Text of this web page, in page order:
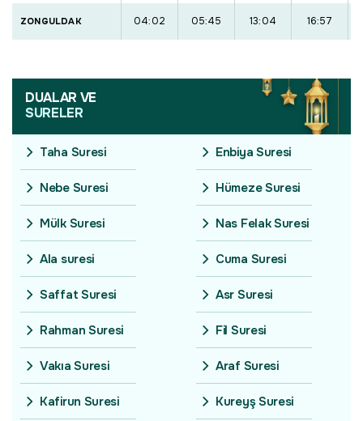
ZONGULDAK 04:02 05:45 13:04 16:57
DUALAR VE
SURELER
Taha Suresi
Nebe Suresi
Mülk Suresi
Ala suresi
Saffat Suresi
Rahman Suresi
Vakıa Suresi
Kafirun Suresi
Enbiya Suresi
Hümeze Suresi
Nas Felak Suresi
Cuma Suresi
Asr Suresi
Fil Suresi
Araf Suresi
Kureyş Suresi